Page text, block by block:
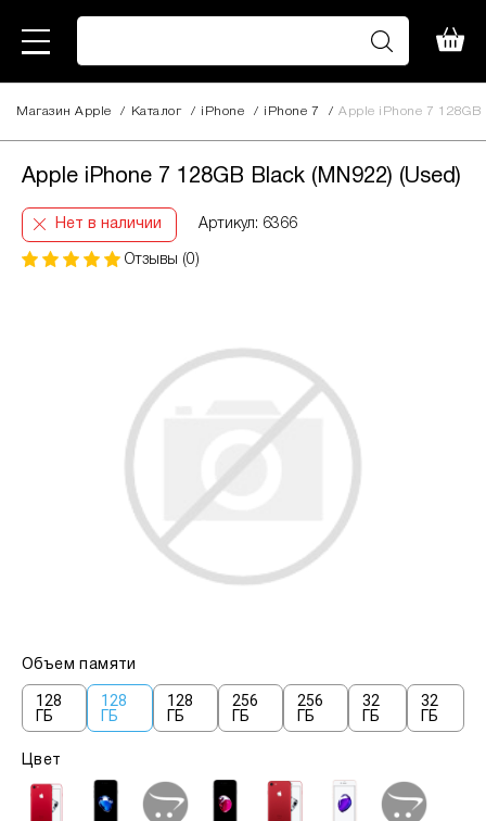
Магазин Apple / Каталог / iPhone / iPhone 7 / Apple iPhone 7 128GB
Apple iPhone 7 128GB Black (MN922) (Used)
Нет в наличии Артикул: 6366
Отзывы (0)
Объем памяти
128
ГБ
128
ГБ
128
ГБ
256
ГБ
256
ГБ
32
ГБ
32
ГБ
Цвет